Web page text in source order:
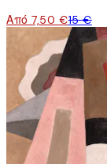
Από 7,50 €15 €